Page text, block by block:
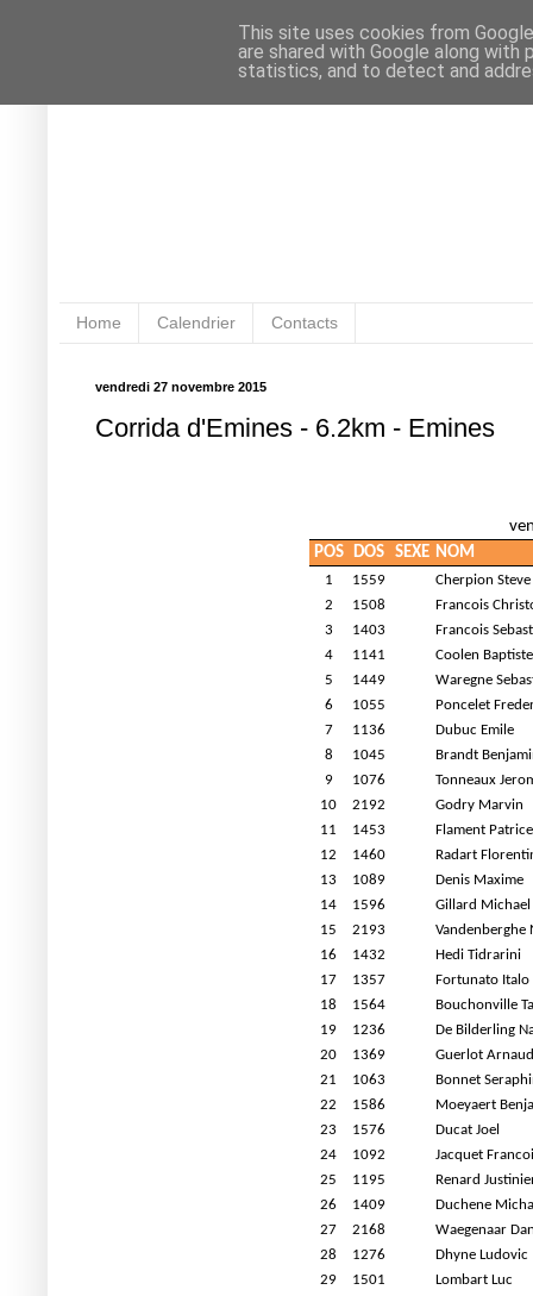
Home Calendrier Contacts
vendredi 27 novembre 2015
Corrida d'Emines - 6.2km - Emines
POS DOS SEXE NOM
1 1559
Cherpion Steve
2
1508
Francois
3
1403
Francois
4
1141
Coolen Baptiste
5
1449
Waregne
6
1055
Poncelet
7
1136
Dubuc Emile
8
1045
Brandt
9
1076
Tonneaux
10
2192
Godry Marvin
11
1453
Flament Patrice
12
1460
Radart
13
1089
Denis Maxime
14
1596
Gillard Michael
15
2193
Vandenberghe
16
1432
Hedi Tidrarini
17
1357
Fortunato Italo
18
1564
Bouchonville
19
1236
De Bilderling
20
1369
Guerlot Arnaud
21
1063
Bonnet
22
1586
Moeyaert
23
1576
Ducat Joel
24
1092
Jacquet
25
1195
Renard
26
1409
Duchene
27
2168
Waegenaar
28
1276
Dhyne Ludovic
29
1501
Lombart Luc
This site uses cookies from
are shared with Google along
statistics, and to detect and